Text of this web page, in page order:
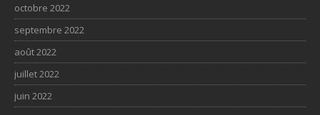
octobre 2022
septembre 2022
août 2022
juillet 2022
juin 2022